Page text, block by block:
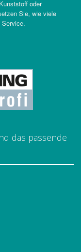
oder
Sie, wie viele
das passende